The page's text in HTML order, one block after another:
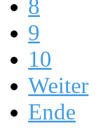
8
9
10
Weiter
Ende